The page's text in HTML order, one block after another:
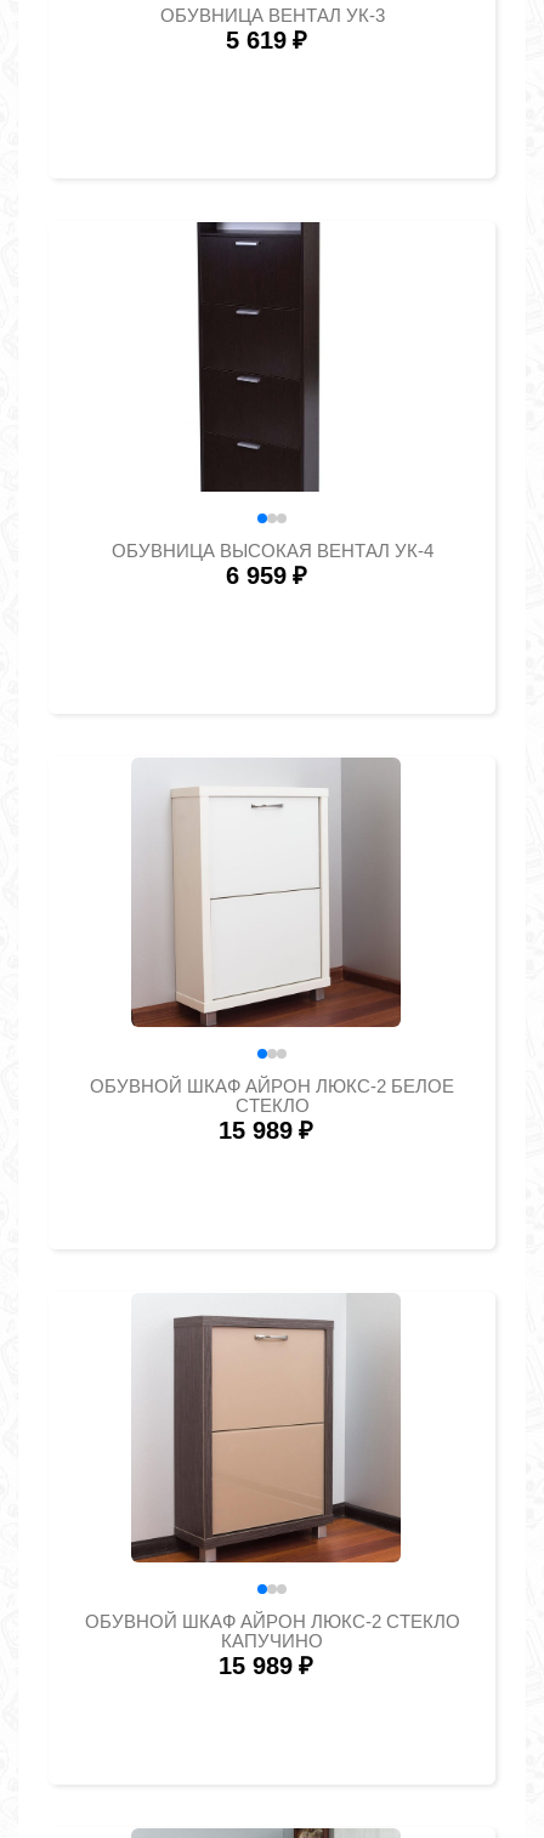
ОБУВНИЦА ВЕНТАЛ УК-3
5 619 ₽
ОБУВНИЦА ВЫСОКАЯ ВЕНТАЛ УК-4
6 959 ₽
ОБУВНОЙ ШКАФ АЙРОН ЛЮКС-2 БЕЛОЕ
СТЕКЛО
15 989 ₽
ОБУВНОЙ ШКАФ АЙРОН ЛЮКС-2 СТЕКЛО
КАПУЧИНО
15 989 ₽